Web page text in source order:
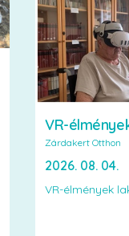
VR-
Zárdakert Otthon
2026. 08. 04.
VR-élmények